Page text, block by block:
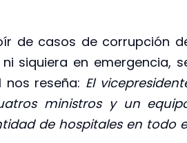
de casos de corrupción
siquiera en emergencia,
reseña: El
ministros y un
de hospitales en todo